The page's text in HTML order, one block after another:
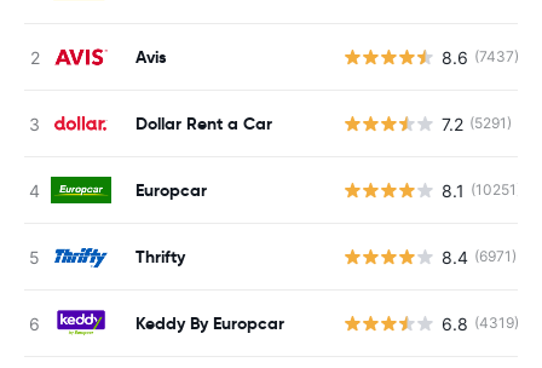
Avis 8.6 (7437)
Dollar Rent a Car 7.2 (5291)
Europcar 8.1 (10251)
Thrifty 8.4 (6971)
Keddy By Europcar 6.8 (4319)